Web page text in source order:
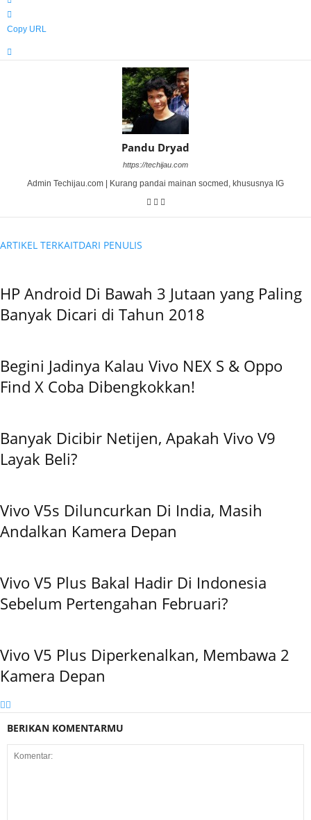
Copy URL
Pandu Dryad
https://techijau.com
Admin Techijau.com | Kurang pandai mainan socmed, khususnya IG
ARTIKEL TERKAITDARI PENULIS
HP Android Di Bawah 3 Jutaan yang Paling
Banyak Dicari di Tahun 2018
Begini Jadinya Kalau Vivo NEX S & Oppo
Find X Coba Dibengkokkan!
Banyak Dicibir Netijen, Apakah Vivo V9
Layak Beli?
Vivo V5s Diluncurkan Di India, Masih
Andalkan Kamera Depan
Vivo V5 Plus Bakal Hadir Di Indonesia
Sebelum Pertengahan Februari?
Vivo V5 Plus Diperkenalkan, Membawa 2
Kamera Depan
BERIKAN KOMENTARMU